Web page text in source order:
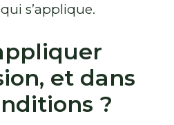
s’applique.
et dans
?